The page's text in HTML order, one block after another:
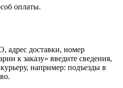
оплаты.
адрес доставки, номер
к заказу» введите сведения,
например: подъезды в